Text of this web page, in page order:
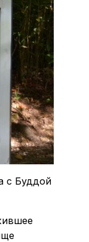
с Буддой